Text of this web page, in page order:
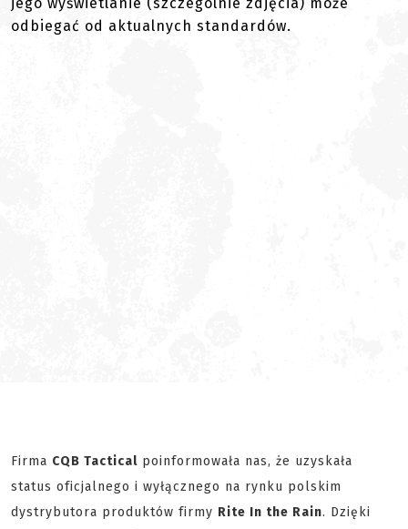
odbiegać od aktualnych standardów.
Firma CQB Tactical poinformowała nas, że uzyskała
status oficjalnego i wyłącznego na rynku polskim
dystrybutora produktów firmy Rite In the Rain. Dzięki